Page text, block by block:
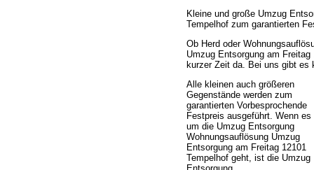
Kleine und große Umzug
Tempelhof zum garantierten
Ob Herd oder
Umzug Entsorgung am
kurzer Zeit da. Bei uns gibt
Alle kleinen auch größeren
Gegenstände werden zum
garantierten Vorbesprochende
Festpreis ausgeführt. Wenn es
um die Umzug Entsorgung
Wohnungsauflösung Umzug
Entsorgung am Freitag 12101
Tempelhof geht, ist die Umzug